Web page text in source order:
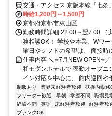
交通・アクセス 京阪本線「七
寺」駅 徒歩約13分／JR・近鉄
時給1,200円～1,500円
京都府京都市東山区
勤務時間詳細 22:00～翌7:00 （
務相談OK！ 学校や本業、Wワ
曜日やシフトの希望は、 面接時
仕事内容 ＼⭐7月NEW OPEN⭐
和モダンホテルで 夜勤オープニ
イン対応を中心に、 館内巡回や
制服あり 業界未経験者歓迎 扶養内勤務
フリーター歓迎
早朝 学歴不問 職場見
経験不問
英語 未経験者歓迎 経験者歓
ブランクOK